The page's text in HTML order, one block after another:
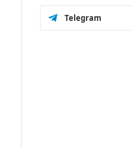
Telegram